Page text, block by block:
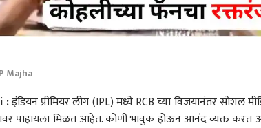
Majha
:इंडियन प्रीमियर लीग (IPL) मध्ये RCB च्या विजयानंतर सोशल
पाहायला मिळत आहेत. कोणी भावुक होऊन आनंद व्यक्त